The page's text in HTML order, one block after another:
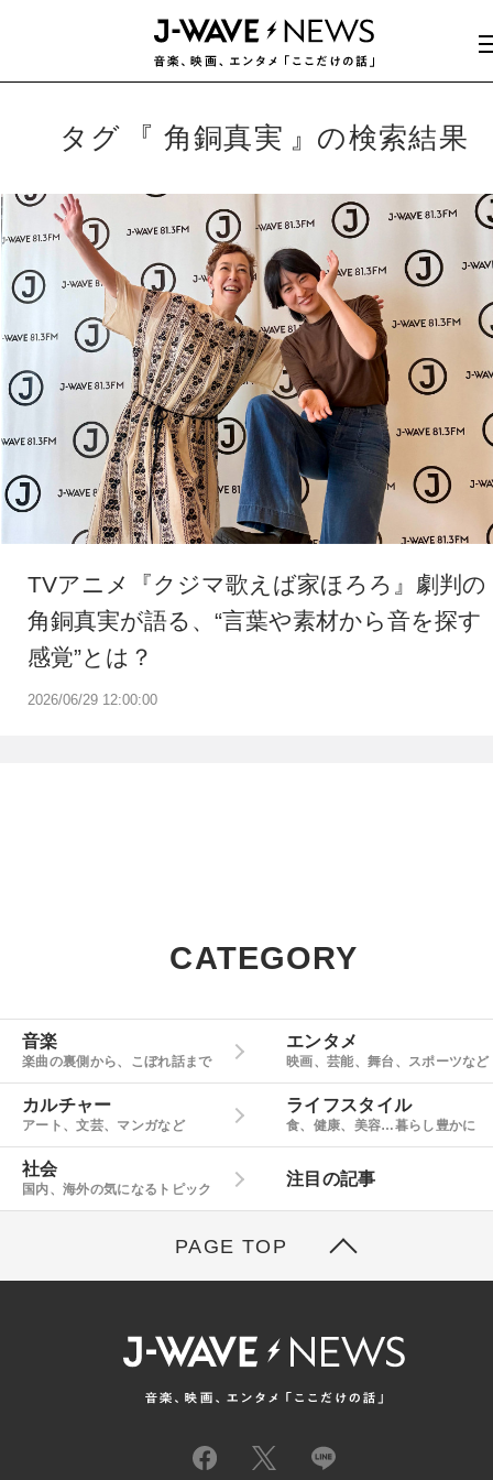
タグ 角銅真実 の検索結果
2026/06/29 12:00:00
TVアニメ『クジマ歌えば家ほろろ』劇判の
角銅真実が語る、“言葉や素材から音を探す
感覚”とは？
CATEGORY
音楽
楽曲の裏側から、こぼれ話まで
エンタメ
映画、芸能、舞台、スポーツなど
カルチャー
アート、文芸、マンガなど
ライフスタイル
食、健康、美容…暮らし豊かに
社会
国内、海外の気になるトピック
注目の記事
PAGE TOP